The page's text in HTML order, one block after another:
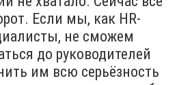
Если мы, как HR-
не сможем
до руководителей
им всю серьёзность